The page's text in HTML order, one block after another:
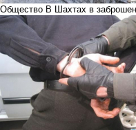
Общество В Шахтах в